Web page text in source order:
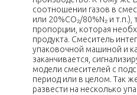
соотношении газов в
или 20%CO₂/80%N₂ и
пропорции, которая
продукта. Смеситель
упаковочной машиной и
заканчивается,
модели смесителей с
период или в целом. Так
развести на несколько